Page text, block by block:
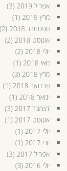
אפריל 2019
(3)
מרץ 2019
(1)
ספטמבר 2018
(2)
אוגוסט 2018
(2)
יולי 2018
(2)
מאי 2018
(1)
מרץ 2018
(3)
פברואר 2018
(1)
ינואר 2018
(1)
דצמבר 2017
(3)
אוגוסט 2017
(1)
יולי 2017
(1)
יוני 2017
(1)
אפריל 2017
(3)
יולי 2016
(3)